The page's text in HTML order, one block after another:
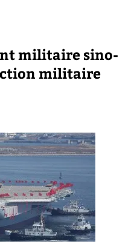
militaire sino-
militaire